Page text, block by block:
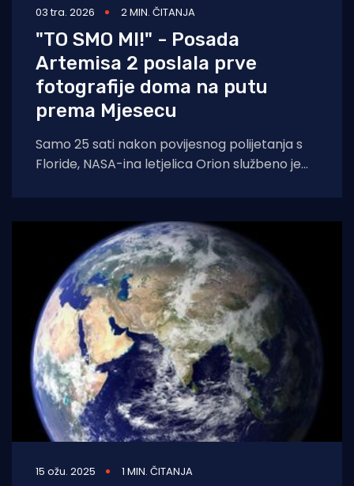
03 tra. 2026 2 MIN. ČITANJA
"TO SMO MI!" - Posada
Artemisa 2 poslala prve
fotografije doma na putu
prema Mjesecu
Samo 25 sati nakon povijesnog polijetanja s
Floride, NASA-ina letjelica Orion službeno je
15 ožu. 2025 1 MIN. ČITANJA